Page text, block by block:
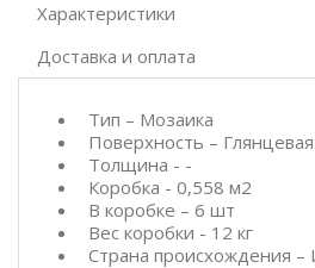
Характеристики
Доставка и оплата
Тип – Мозаика
Поверхность – Глянцевая
Толщина - -
Коробка - 0,558 м2
В коробке – 6 шт
Вес коробки - 12 кг
Страна происхождения –